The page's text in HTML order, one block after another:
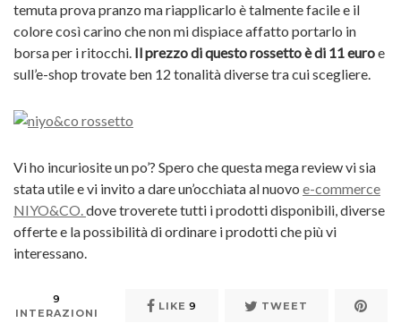
temuta prova pranzo ma riapplicarlo è talmente facile e il
colore così carino che non mi dispiace affatto portarlo in
borsa per i ritocchi. Il prezzo di questo rossetto è di 11 euroe
sull’e-shop trovate ben 12 tonalità diverse tra cui scegliere.
Vi ho incuriosite un po’? Spero che questa mega review vi sia
stata utile e vi invito a dare un’occhiata al nuovo e-commerce
NIYO&CO.dove troverete tutti i prodotti disponibili, diverse
offerte e la possibilità di ordinare i prodotti che più vi
interessano.
9
INTERAZIONI
LIKE 9 TWEET